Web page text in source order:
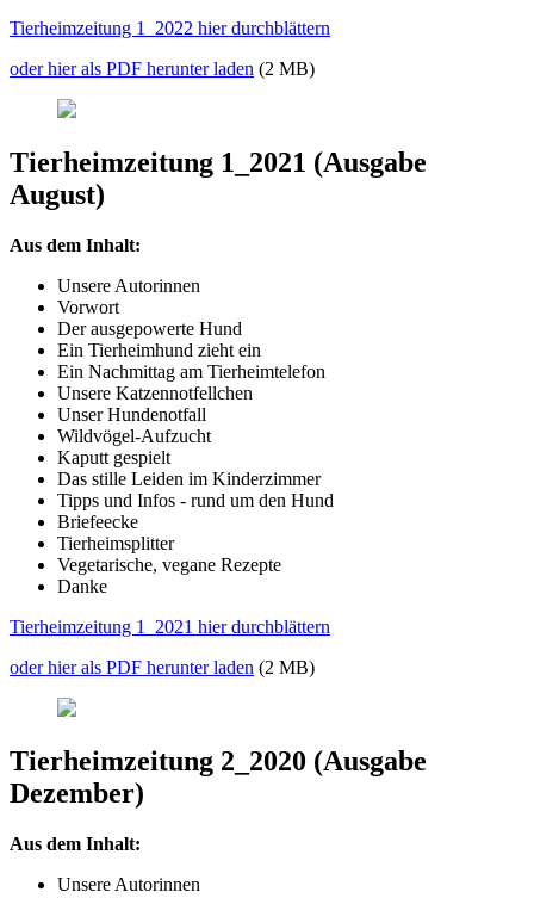
Tierheimzeitung 1_2022 hier durchblättern
oder hier als PDF herunter laden (2 MB)
Tierheimzeitung 1_2021 (Ausgabe
August)
Aus dem Inhalt:
Unsere Autorinnen
Vorwort
Der ausgepowerte Hund
Ein Tierheimhund zieht ein
Ein Nachmittag am Tierheimtelefon
Unsere Katzennotfellchen
Unser Hundenotfall
Wildvögel-Aufzucht
Kaputt gespielt
Das stille Leiden im Kinderzimmer
Tipps und Infos - rund um den Hund
Briefeecke
Tierheimsplitter
Vegetarische, vegane Rezepte
Danke
Tierheimzeitung 1_2021 hier durchblättern
oder hier als PDF herunter laden (2 MB)
Tierheimzeitung 2_2020 (Ausgabe
Dezember)
Aus dem Inhalt:
Unsere Autorinnen